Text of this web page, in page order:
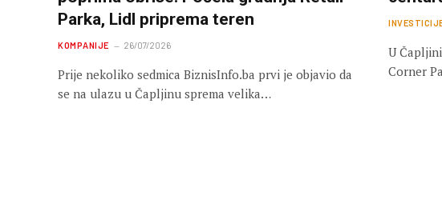
Parka, Lidl priprema teren
KOMPANIJE 26/07/2026
Prije nekoliko sedmica BiznisInfo.ba prvi je objavio da
se na ulazu u Čapljinu sprema velika…
U
Corner